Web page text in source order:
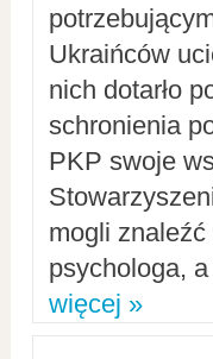
Ukraińców
nich dotarło
schronienia
PKP swoje
mogli znaleźć
psychologa,
więcej »